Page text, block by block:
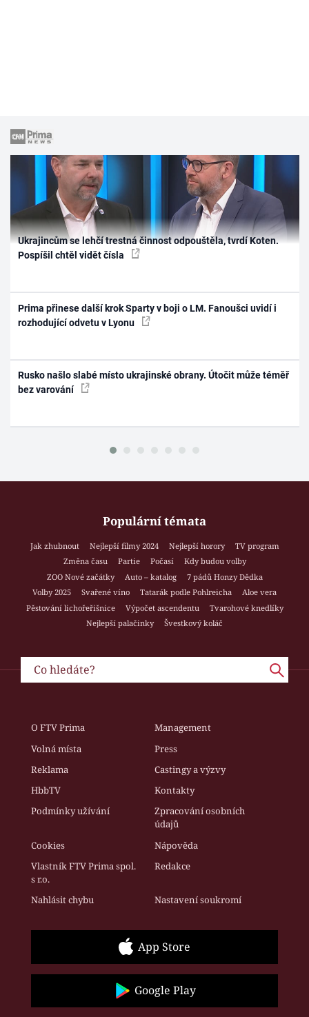
Ukrajincům se lehčí trestná činnost odpouštěla, tvrdí Koten.
Pospíšil chtěl vidět čísla
Prima přinese další krok Sparty v boji o LM. Fanoušci uvidí i
rozhodující odvetu v Lyonu
Rusko našlo slabé místo ukrajinské obrany. Útočit může téměř
bez varování
Populární témata
Jak zhubnout Nejlepší filmy 2024 Nejlepší horory
TV program
Změna času
Partie Počasí
Kdy budou volby
ZOO Nové začátky
Auto – katalog
7 pádů Honzy Dědka
Volby 2025
Svařené víno Tatarák podle Pohlreicha
Aloe vera
Pěstování lichořeřišnice
Výpočet ascendentu
Tvarohové knedlíky
Nejlepší palačinky
Švestkový koláč
O FTV Prima
Management
Volná místa
Press
Reklama
Castingy a výzvy
HbbTV
Kontakty
Podmínky užívání
Zpracování osobních
údajů
Cookies
Nápověda
Vlastník FTV Prima spol.
s r.o.
Redakce
Nahlásit chybu Nastavení soukromí
App Store
Google Play